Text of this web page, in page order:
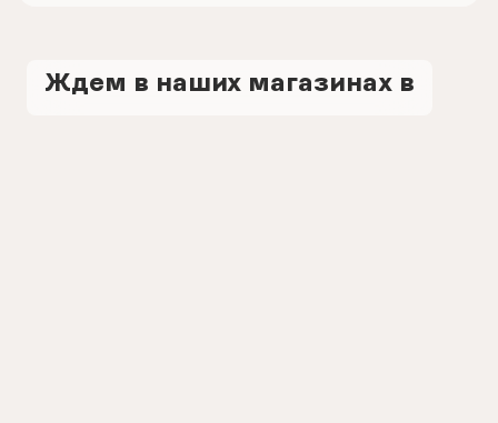
Ждем в наших магазинах в